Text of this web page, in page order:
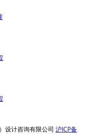
设计咨询有限公司 沪ICP备